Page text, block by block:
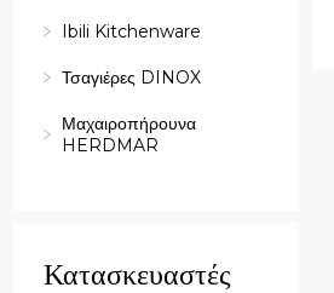
Ibili Kitchenware
Τσαγιέρες DINOX
Μαχαιροπήρουνα
HERDMAR
Κατασκευαστές